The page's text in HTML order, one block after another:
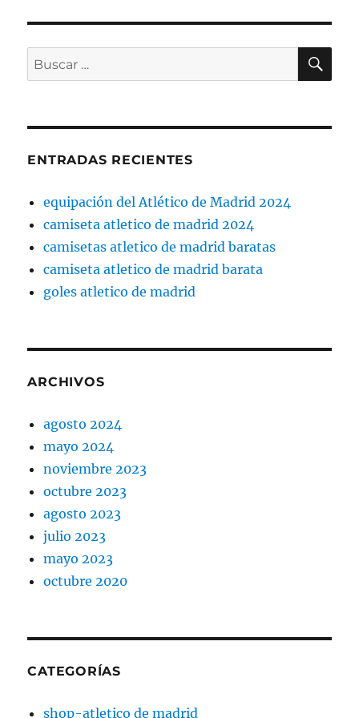
Buscar
por:
ENTRADAS RECIENTES
equipación del Atlético de Madrid 2024
camiseta atletico de madrid 2024
camisetas atletico de madrid baratas
camiseta atletico de madrid barata
goles atletico de madrid
ARCHIVOS
agosto 2024
mayo 2024
noviembre 2023
octubre 2023
agosto 2023
julio 2023
mayo 2023
octubre 2020
CATEGORÍAS
shop-atletico de madrid